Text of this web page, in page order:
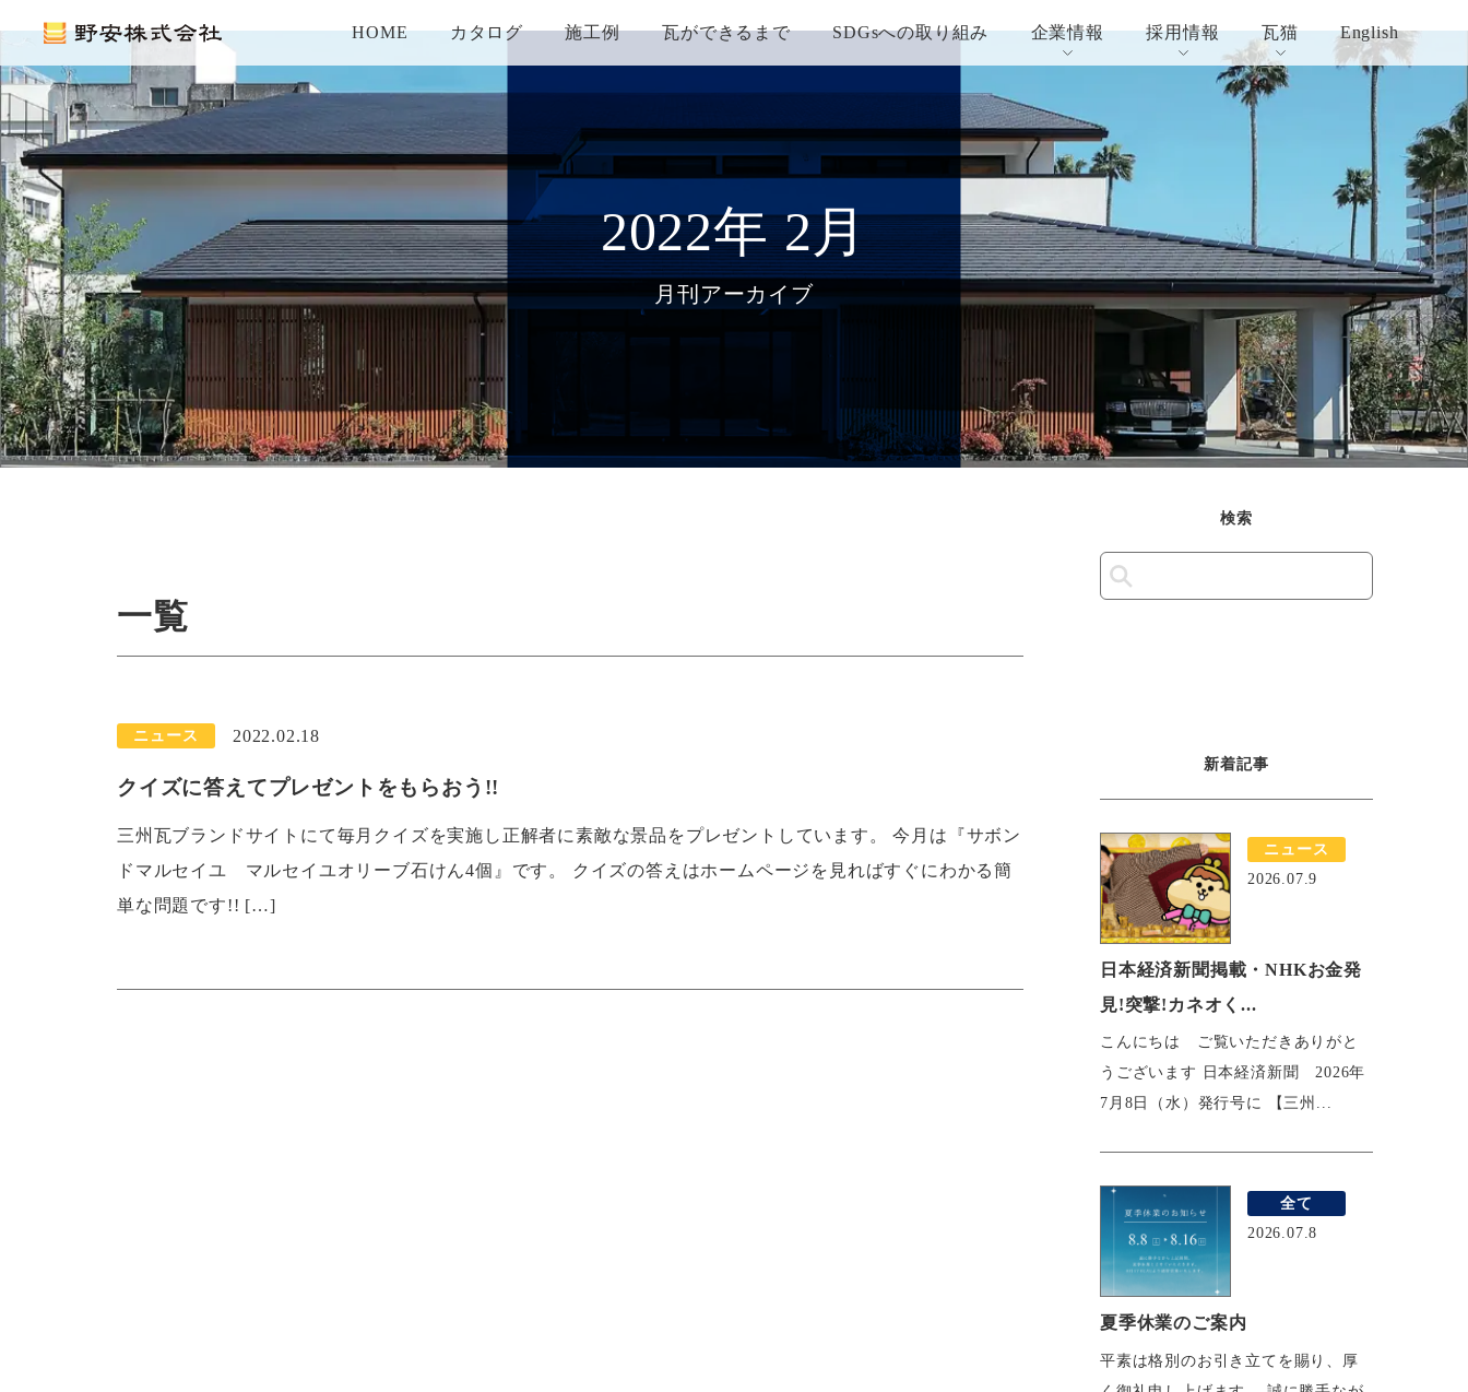
HOME カタログ 施工例 瓦ができるまで SDGsへの取り組み 企業情報 採用情報 瓦猫 English
2022年 2月
月刊アーカイブ
一覧
ニュース 2022.02.18
クイズに答えてプレゼントをもらおう!!
三州瓦ブランドサイトにて毎月クイズを実施し正解者に素敵な景品をプレゼントしています。 今月は『サボン
ドマルセイユ マルセイユオリーブ石けん4個』です。 クイズの答えはホームページを見ればすぐにわかる簡
単な問題です!! […]
検索
新着記事
ニュース
2026.07.9
日本経済新聞掲載・NHKお金発
見!突撃!カネオく...
こんにちは ご覧いただきありがと
うございます 日本経済新聞 2026年
7月8日（水）発行号に 【三州...
全て
2026.07.8
夏季休業のご案内
平素は格別のお引き立てを賜り、厚